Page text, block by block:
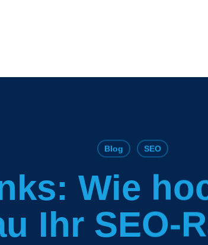
Blog SEO
Wie
Ihr SEO-